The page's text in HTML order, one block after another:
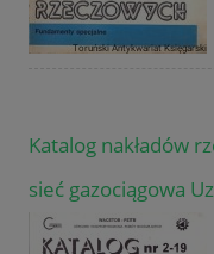
Katalog nakładów
sieć gazociągowa